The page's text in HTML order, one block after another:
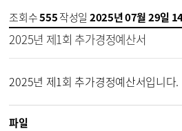
조회수555작성일 2025년 07월 29일
2025년 제1회 추가경정예산서
2025년 제1회 추가경정예산서입니다.
파일